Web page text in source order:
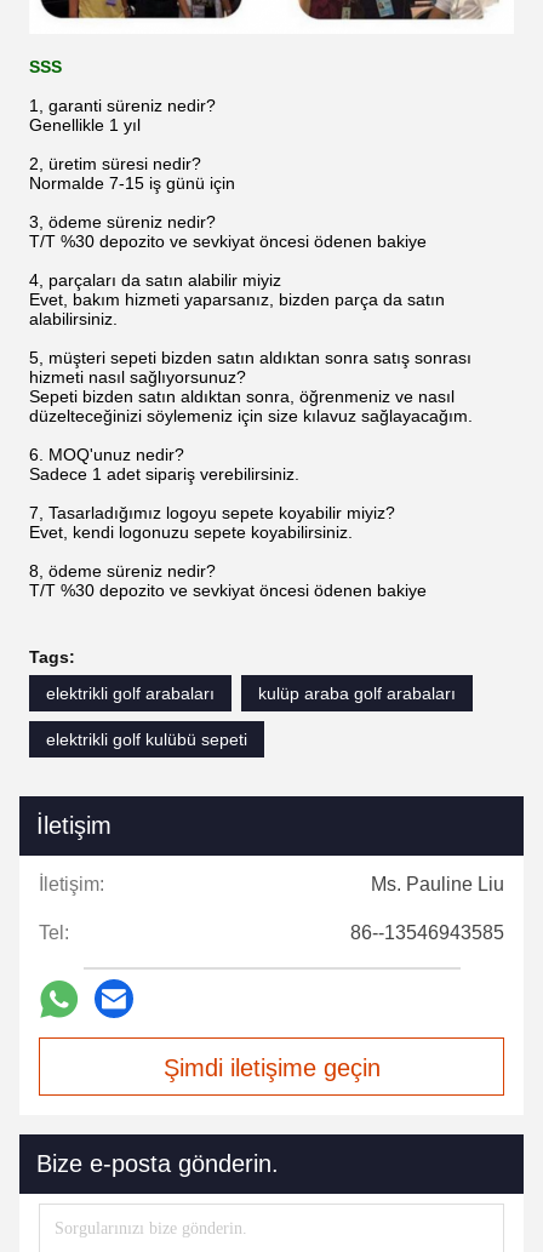
SSS
1, garanti süreniz nedir?
Genellikle 1 yıl
2, üretim süresi nedir?
Normalde 7-15 iş günü için
3, ödeme süreniz nedir?
T/T %30 depozito ve sevkiyat öncesi ödenen bakiye
4, parçaları da satın alabilir miyiz
Evet, bakım hizmeti yaparsanız, bizden parça da satın
alabilirsiniz.
5, müşteri sepeti bizden satın aldıktan sonra satış sonrası
hizmeti nasıl sağlıyorsunuz?
Sepeti bizden satın aldıktan sonra, öğrenmeniz ve nasıl
düzelteceğinizi söylemeniz için size kılavuz sağlayacağım.
6. MOQ'unuz nedir?
Sadece 1 adet sipariş verebilirsiniz.
7, Tasarladığımız logoyu sepete koyabilir miyiz?
Evet, kendi logonuzu sepete koyabilirsiniz.
8, ödeme süreniz nedir?
T/T %30 depozito ve sevkiyat öncesi ödenen bakiye
Tags:
elektrikli golf arabaları
kulüp araba golf arabaları
elektrikli golf kulübü sepeti
İletişim
İletişim: Ms. Pauline Liu
Tel: 86--13546943585
Şimdi iletişime geçin
Bize e-posta gönderin.